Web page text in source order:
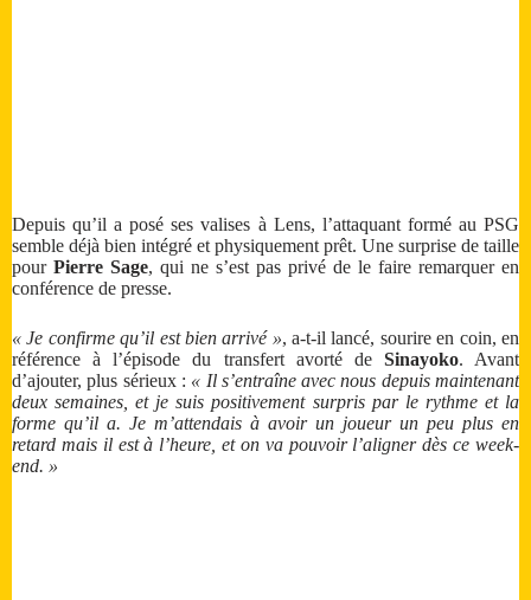
Depuis qu’il a posé ses valises à Lens, l’attaquant formé au PSG
semble déjà bien intégré et physiquement prêt. Une surprise de taille
pour Pierre Sage, qui ne s’est pas privé de le faire remarquer en
conférence de presse.
« Je confirme qu’il est bien arrivé », a-t-il lancé, sourire en coin, en
référence à l’épisode du transfert avorté de Sinayoko. Avant
d’ajouter, plus sérieux : « Il s’entraîne avec nous depuis maintenant
deux semaines, et je suis positivement surpris par le rythme et la
forme qu’il a. Je m’attendais à avoir un joueur un peu plus en
retard mais il est à l’heure, et on va pouvoir l’aligner dès ce week-
end. »